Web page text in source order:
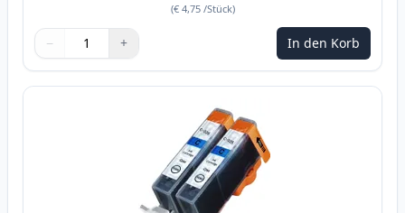
(€ 4,75 /Stück)
Menge
Verwenden Sie die Tasten, um anzupassen
− +
Menge 1 In den Korb